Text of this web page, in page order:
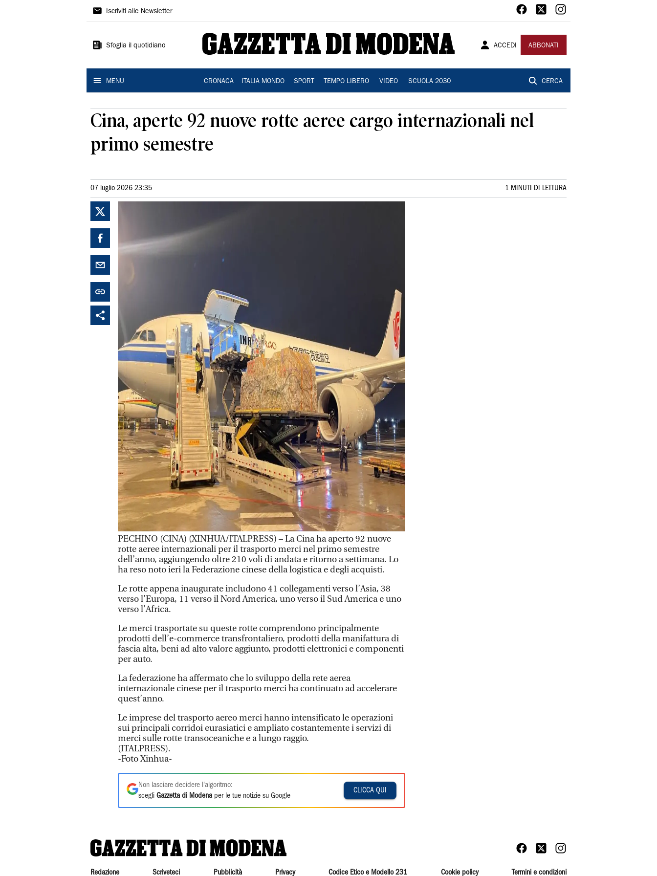
Gazzetta
Modena
Iscriviti alle Newsletter
Sfoglia il quotidiano ACCEDI ABBONATI
MENU CRONACA ITALIA MONDO SPORT TEMPO LIBERO VIDEO SCUOLA 2030 CERCA
Cina, aperte 92 nuove rotte aeree cargo internazionali nel
primo semestre
07 luglio 2026 23:35 1 MINUTI DI LETTURA
PECHINO (CINA) (XINHUA/ITALPRESS) – La Cina ha aperto 92 nuove
rotte aeree internazionali per il trasporto merci nel primo semestre
dell’anno, aggiungendo oltre 210 voli di andata e ritorno a settimana. Lo
ha reso noto ieri la Federazione cinese della logistica e degli acquisti.
Le rotte appena inaugurate includono 41 collegamenti verso l’Asia, 38
verso l’Europa, 11 verso il Nord America, uno verso il Sud America e uno
verso l’Africa.
Le merci trasportate su queste rotte comprendono principalmente
prodotti dell’e-commerce transfrontaliero, prodotti della manifattura di
fascia alta, beni ad alto valore aggiunto, prodotti elettronici e componenti
per auto.
La federazione ha affermato che lo sviluppo della rete aerea
internazionale cinese per il trasporto merci ha continuato ad accelerare
quest’anno.
Le imprese del trasporto aereo merci hanno intensificato le operazioni
sui principali corridoi eurasiatici e ampliato costantemente i servizi di
merci sulle rotte transoceaniche e a lungo raggio.
(ITALPRESS).
-Foto Xinhua-
Non lasciare decidere l'algoritmo:
scegli Gazzetta di Modena per le tue notizie su Google
CLICCA QUI
Redazione Scriveteci Pubblicità Privacy Codice Etico e Modello 231 Cookie policy Termini e condizioni